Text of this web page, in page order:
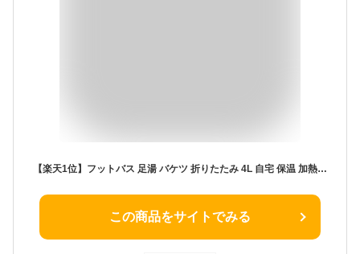
【楽天1位】フットバス 足湯 バケツ 折りたたみ 4L 自宅 保温 加熱 ローラー付 PSE認証 フットケア フットバスボウル 足浴器 折り畳み式フットバス 遠赤外線 足浴 オイル 入浴剤 あし湯 湯おけ 家庭 冷え性 リラックス コンパクト 収納 ギフト 敬老の日
この商品をサイトでみる